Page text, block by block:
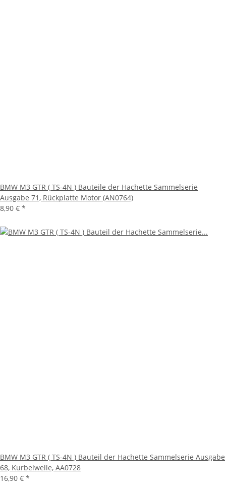
BMW M3 GTR ( TS-4N ) Bauteile der Hachette Sammelserie
Ausgabe 71, Rückplatte Motor (AN0764)
8,90 € *
BMW M3 GTR ( TS-4N ) Bauteil der Hachette Sammelserie Ausgabe
68, Kurbelwelle, AA0728
16,90 € *